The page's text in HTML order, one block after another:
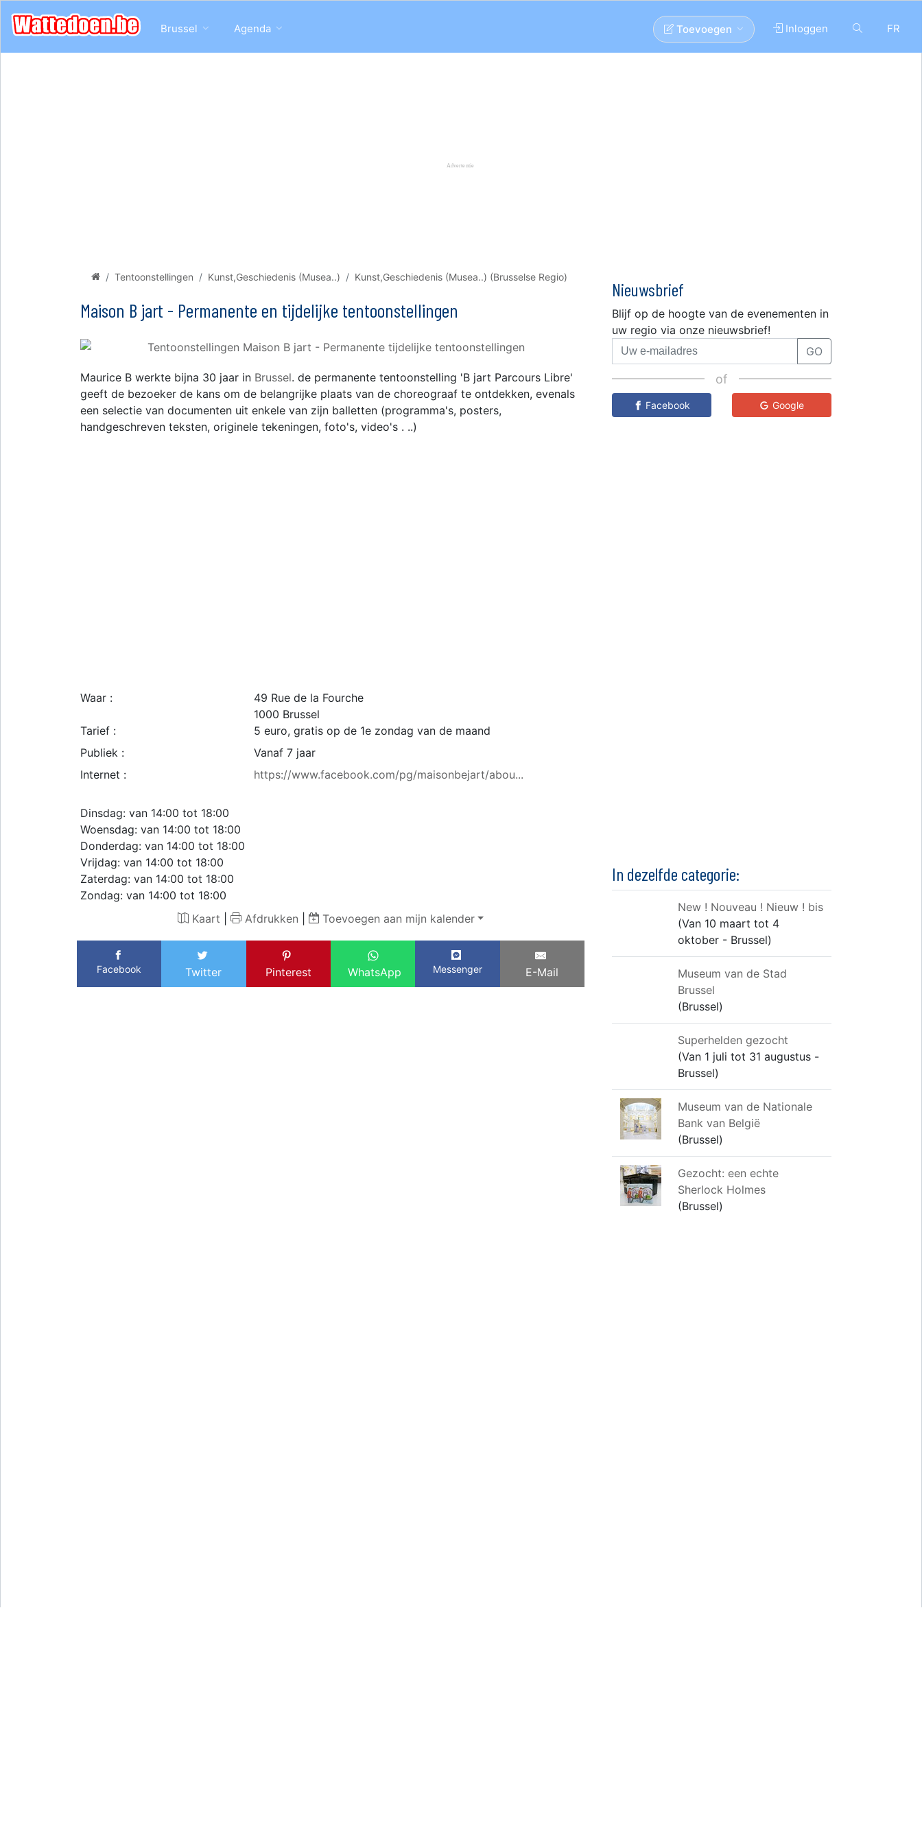
Brussel Agenda FR
Inloggen
Toevoegen
Tentoonstellingen Kunst,Geschiedenis (Musea..) Kunst,Geschiedenis (Musea..) (Brusselse Regio)
Maison B jart - Permanente en tijdelijke tentoonstellingen
Maurice B werkte bijna 30 jaar in Brussel. de permanente tentoonstelling 'B jart Parcours Libre'
geeft de bezoeker de kans om de belangrijke plaats van de choreograaf te ontdekken, evenals
een selectie van documenten uit enkele van zijn balletten (programma's, posters,
handgeschreven teksten, originele tekeningen, foto's, video's . ..)
Waar :
49 Rue de la Fourche
1000 Brussel
Tarief :
5 euro, gratis op de 1e zondag van de maand
Publiek :
Vanaf 7 jaar
Internet :
https://www.facebook.com/pg/maisonbejart/abou...
Dinsdag: van 14:00 tot 18:00
Woensdag: van 14:00 tot 18:00
Donderdag: van 14:00 tot 18:00
Vrijdag: van 14:00 tot 18:00
Zaterdag: van 14:00 tot 18:00
Zondag: van 14:00 tot 18:00
Kaart
Afdrukken Toevoegen aan mijn kalender
Facebook Twitter Pinterest WhatsApp Messenger E-Mail
Nieuwsbrief
Blijf op de hoogte van de evenementen in
uw regio via onze nieuwsbrief!
GO
of
Facebook Google
In dezelfde categorie:
New ! Nouveau ! Nieuw ! bis
(Van 10 maart tot 4
oktober - Brussel)
Museum van de Stad
Brussel
(Brussel)
Superhelden gezocht
(Van 1 juli tot 31 augustus -
Brussel)
Museum van de Nationale
Bank van België
(Brussel)
Gezocht: een echte
Sherlock Holmes
(Brussel)